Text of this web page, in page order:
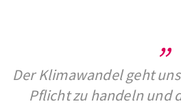
Der Klimawandel geht
Pflicht zu handeln und